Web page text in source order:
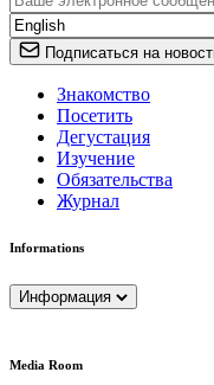
Подписаться на
Знакомство
Посетить
Дегустация
Изучение
Обязательства
Журнал
Informations
Информация
Media Room